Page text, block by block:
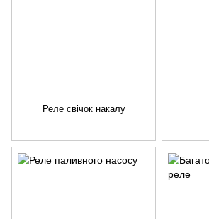
Реле свічок накалу